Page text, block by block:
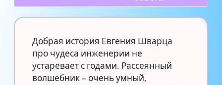
Добрая история Евгения Шварца
про чудеса инженерии не
устаревает с годами. Рассеянный
волшебник – очень умный,